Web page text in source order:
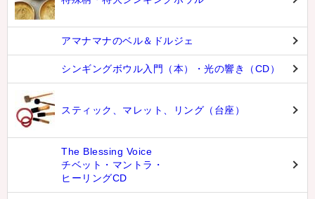
チベット高僧のオラクルカード
アマナマナのベル＆ドルジェ